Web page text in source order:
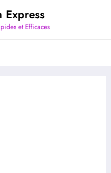
Express
et Efficaces